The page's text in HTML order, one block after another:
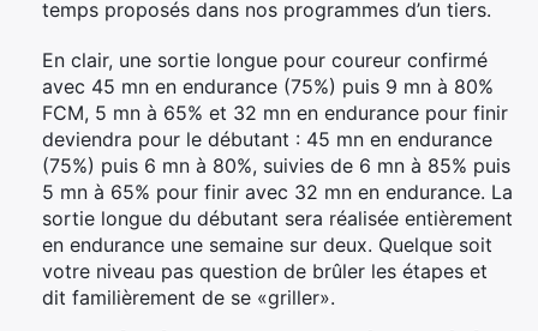
temps proposés dans nos programmes d’un tiers.
En clair, une sortie longue pour coureur confirmé
avec 45 mn en endurance (75%) puis 9 mn à 80%
FCM, 5 mn à 65% et 32 mn en endurance pour finir
deviendra pour le débutant : 45 mn en endurance
(75%) puis 6 mn à 80%, suivies de 6 mn à 85% puis
5 mn à 65% pour finir avec 32 mn en endurance. La
sortie longue du débutant sera réalisée entièrement
en endurance une semaine sur deux. Quelque soit
votre niveau pas question de brûler les étapes et
dit familièrement de se «griller».